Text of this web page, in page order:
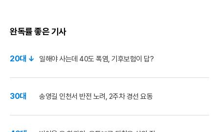
완독률 좋은 기사
20대 ↓ 일해야 사는데 40도 폭염, 기후보험이 답?
30대 송영길 인천서 반전 노려, 2주차 경선 요동